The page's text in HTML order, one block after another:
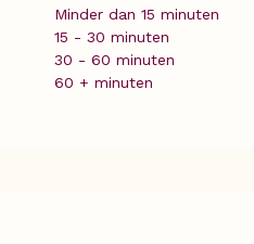
Minder dan 15 minuten
15 - 30 minuten
30 - 60 minuten
60 + minuten